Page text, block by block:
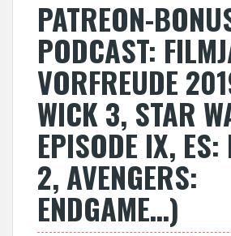
PATREON-
PODCAST:
VORFREUDE
WICK 3, STAR
EPISODE IX,
2, AVENGERS:
ENDGAME…)